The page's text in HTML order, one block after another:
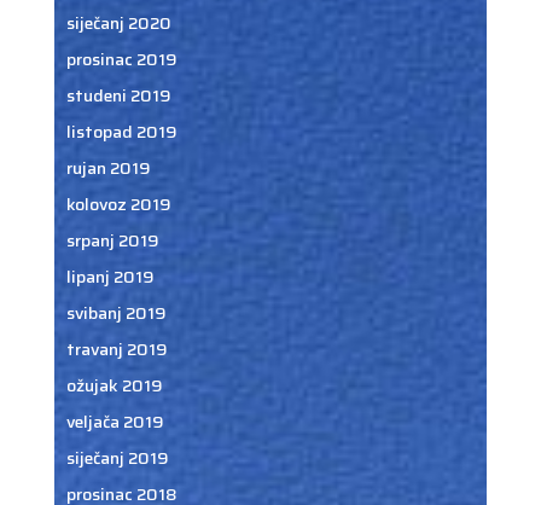
siječanj 2020
prosinac 2019
studeni 2019
listopad 2019
rujan 2019
kolovoz 2019
srpanj 2019
lipanj 2019
svibanj 2019
travanj 2019
ožujak 2019
veljača 2019
siječanj 2019
prosinac 2018